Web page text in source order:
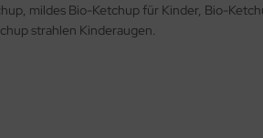
mildes Bio-Ketchup für Kinder, Bio-
strahlen Kinderaugen.